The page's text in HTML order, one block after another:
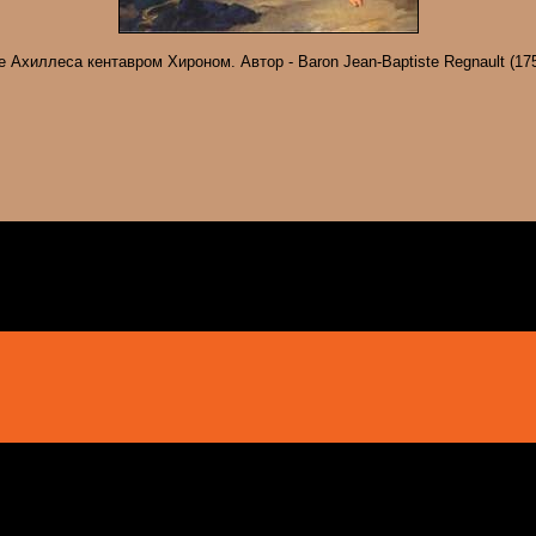
Ахиллеса кентавром Хироном. Автор - Baron Jean-Baptiste Regnault